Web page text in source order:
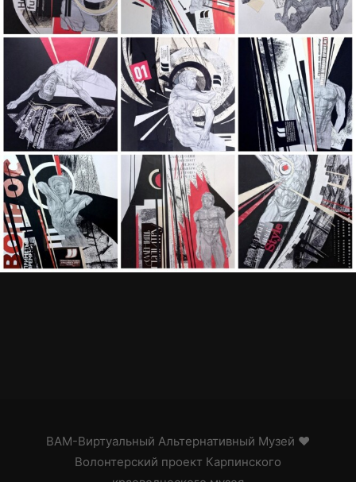
ВАМ-Виртуальный Альтернативный Музей ♥
Волонтерский проект Карпинского